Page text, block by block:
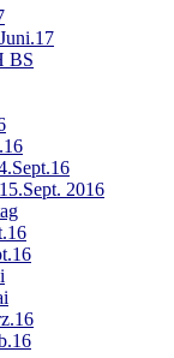
BS
2016